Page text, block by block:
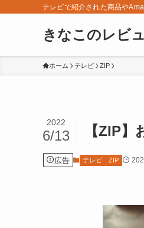
テレビで紹介された商品や
きなこのレビ
ホーム テレビ ZIP
【ZIP
2022
6/13
広告 テレビ ZIP